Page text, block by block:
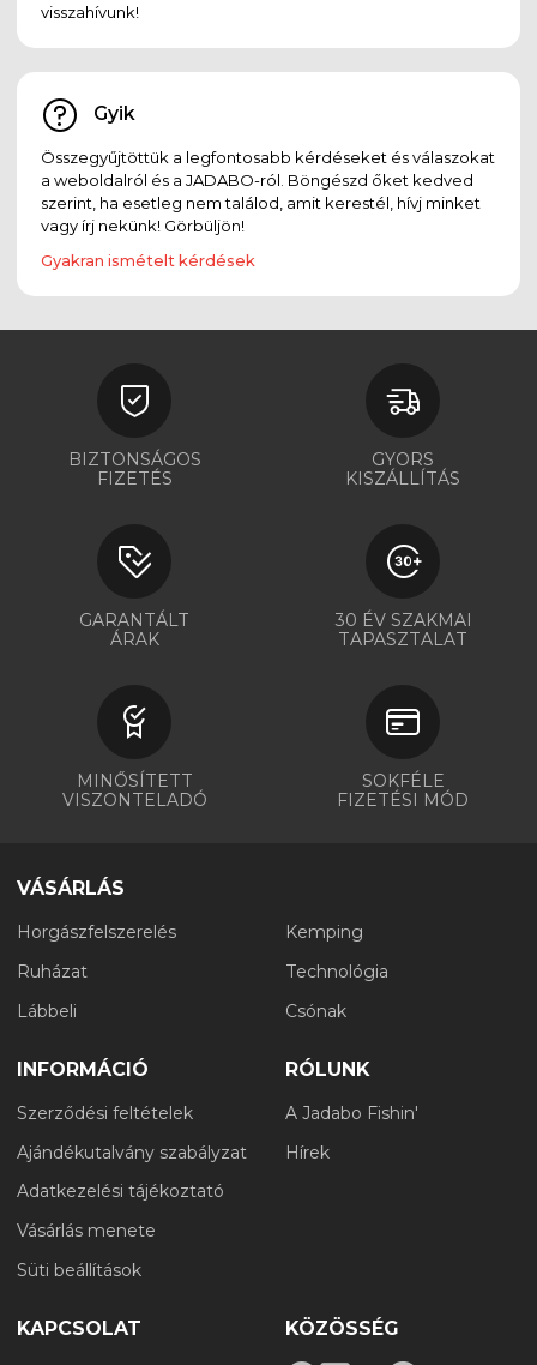
visszahívunk!
Gyik
Összegyűjtöttük a legfontosabb kérdéseket és válaszokat
a weboldalról és a JADABO-ról. Böngészd őket kedved
szerint, ha esetleg nem találod, amit kerestél, hívj minket
vagy írj nekünk! Görbüljön!
Gyakran ismételt kérdések
BIZTONSÁGOS
FIZETÉS
GYORS
KISZÁLLÍTÁS
GARANTÁLT
ÁRAK
30 ÉV SZAKMAI
TAPASZTALAT
MINŐSÍTETT
VISZONTELADÓ
SOKFÉLE
FIZETÉSI MÓD
VÁSÁRLÁS
Horgászfelszerelés
Ruházat
Lábbeli
Kemping
Technológia
Csónak
INFORMÁCIÓ
Szerződési feltételek
Ajándékutalvány szabályzat
Adatkezelési tájékoztató
Vásárlás menete
Süti beállítások
RÓLUNK
A Jadabo Fishin'
Hírek
KAPCSOLAT KÖZÖSSÉG